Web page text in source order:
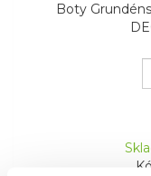
Boty